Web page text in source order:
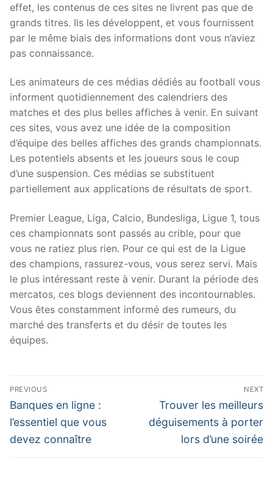
effet, les contenus de ces sites ne livrent pas que de
grands titres. Ils les développent, et vous fournissent
par le même biais des informations dont vous n’aviez
pas connaissance.
Les animateurs de ces médias dédiés au football vous
informent quotidiennement des calendriers des
matches et des plus belles affiches à venir. En suivant
ces sites, vous avez une idée de la composition
d’équipe des belles affiches des grands championnats.
Les potentiels absents et les joueurs sous le coup
d’une suspension. Ces médias se substituent
partiellement aux applications de résultats de sport.
Premier League, Liga, Calcio, Bundesliga, Ligue 1, tous
ces championnats sont passés au crible, pour que
vous ne ratiez plus rien. Pour ce qui est de la Ligue
des champions, rassurez-vous, vous serez servi. Mais
le plus intéressant reste à venir. Durant la période des
mercatos, ces blogs deviennent des incontournables.
Vous êtes constamment informé des rumeurs, du
marché des transferts et du désir de toutes les
équipes.
Post
navigation
PREVIOUS
Previous
post:
Banques en ligne :
l’essentiel que vous
devez connaître
NEXT
Next
post:
Trouver les meilleurs
déguisements à porter
lors d’une soirée